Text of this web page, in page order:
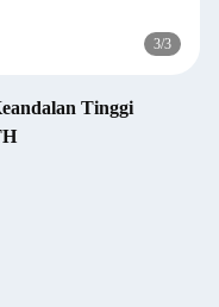
3/3
Tinggi